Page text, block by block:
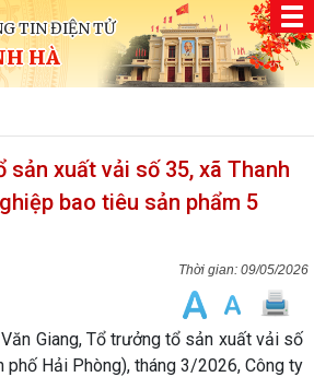
TIN ĐIỆN TỬ
HÀ
sản xuất vải số 35, xã Thanh
bao tiêu sản phẩm 5
09/05/2026
Giang, Tổ trưởng tổ sản xuất vải số
phố Hải Phòng), tháng 3/2026, Công ty